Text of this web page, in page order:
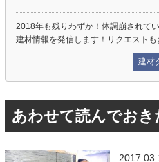
2018年も残りわずか！体調崩されて
建材情報を発信します！リクエスト
建材
あわせて読んでおき